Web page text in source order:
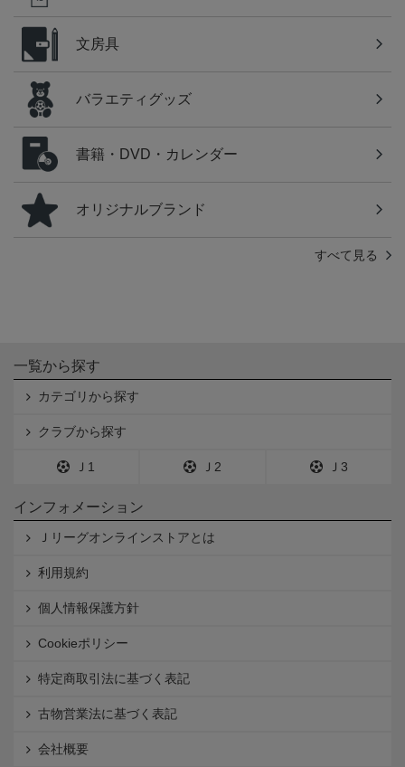
文房具
バラエティグッズ
書籍・DVD・カレンダー
オリジナルブランド
すべて見る
一覧から探す
カテゴリから探す
クラブから探す
Ｊ1 Ｊ2 Ｊ3
インフォメーション
Ｊリーグオンラインストアとは
利用規約
個人情報保護方針
Cookieポリシー
特定商取引法に基づく表記
古物営業法に基づく表記
会社概要